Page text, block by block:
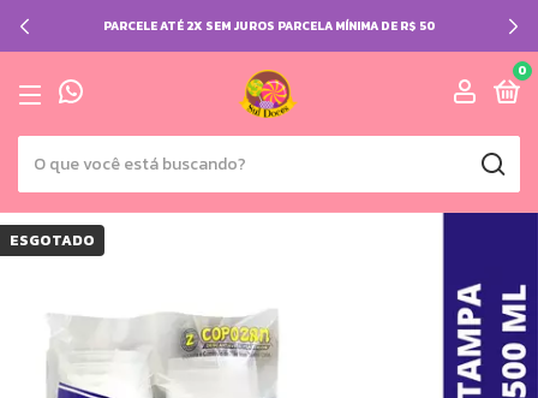
PARCELE ATÉ 2X SEM JUROS PARCELA MÍNIMA DE R$ 50
0
ESGOTADO